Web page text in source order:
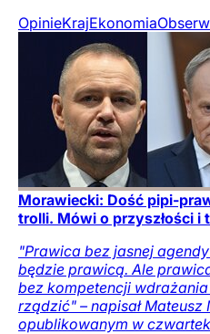
OpinieKrajEkonomia
Morawiecki: Dość pipi-
trolli. Mówi o przyszłości i
"Prawica bez jasnej
będzie prawicą. Ale
bez kompetencji
rządzić" – napisał
opublikowanym w